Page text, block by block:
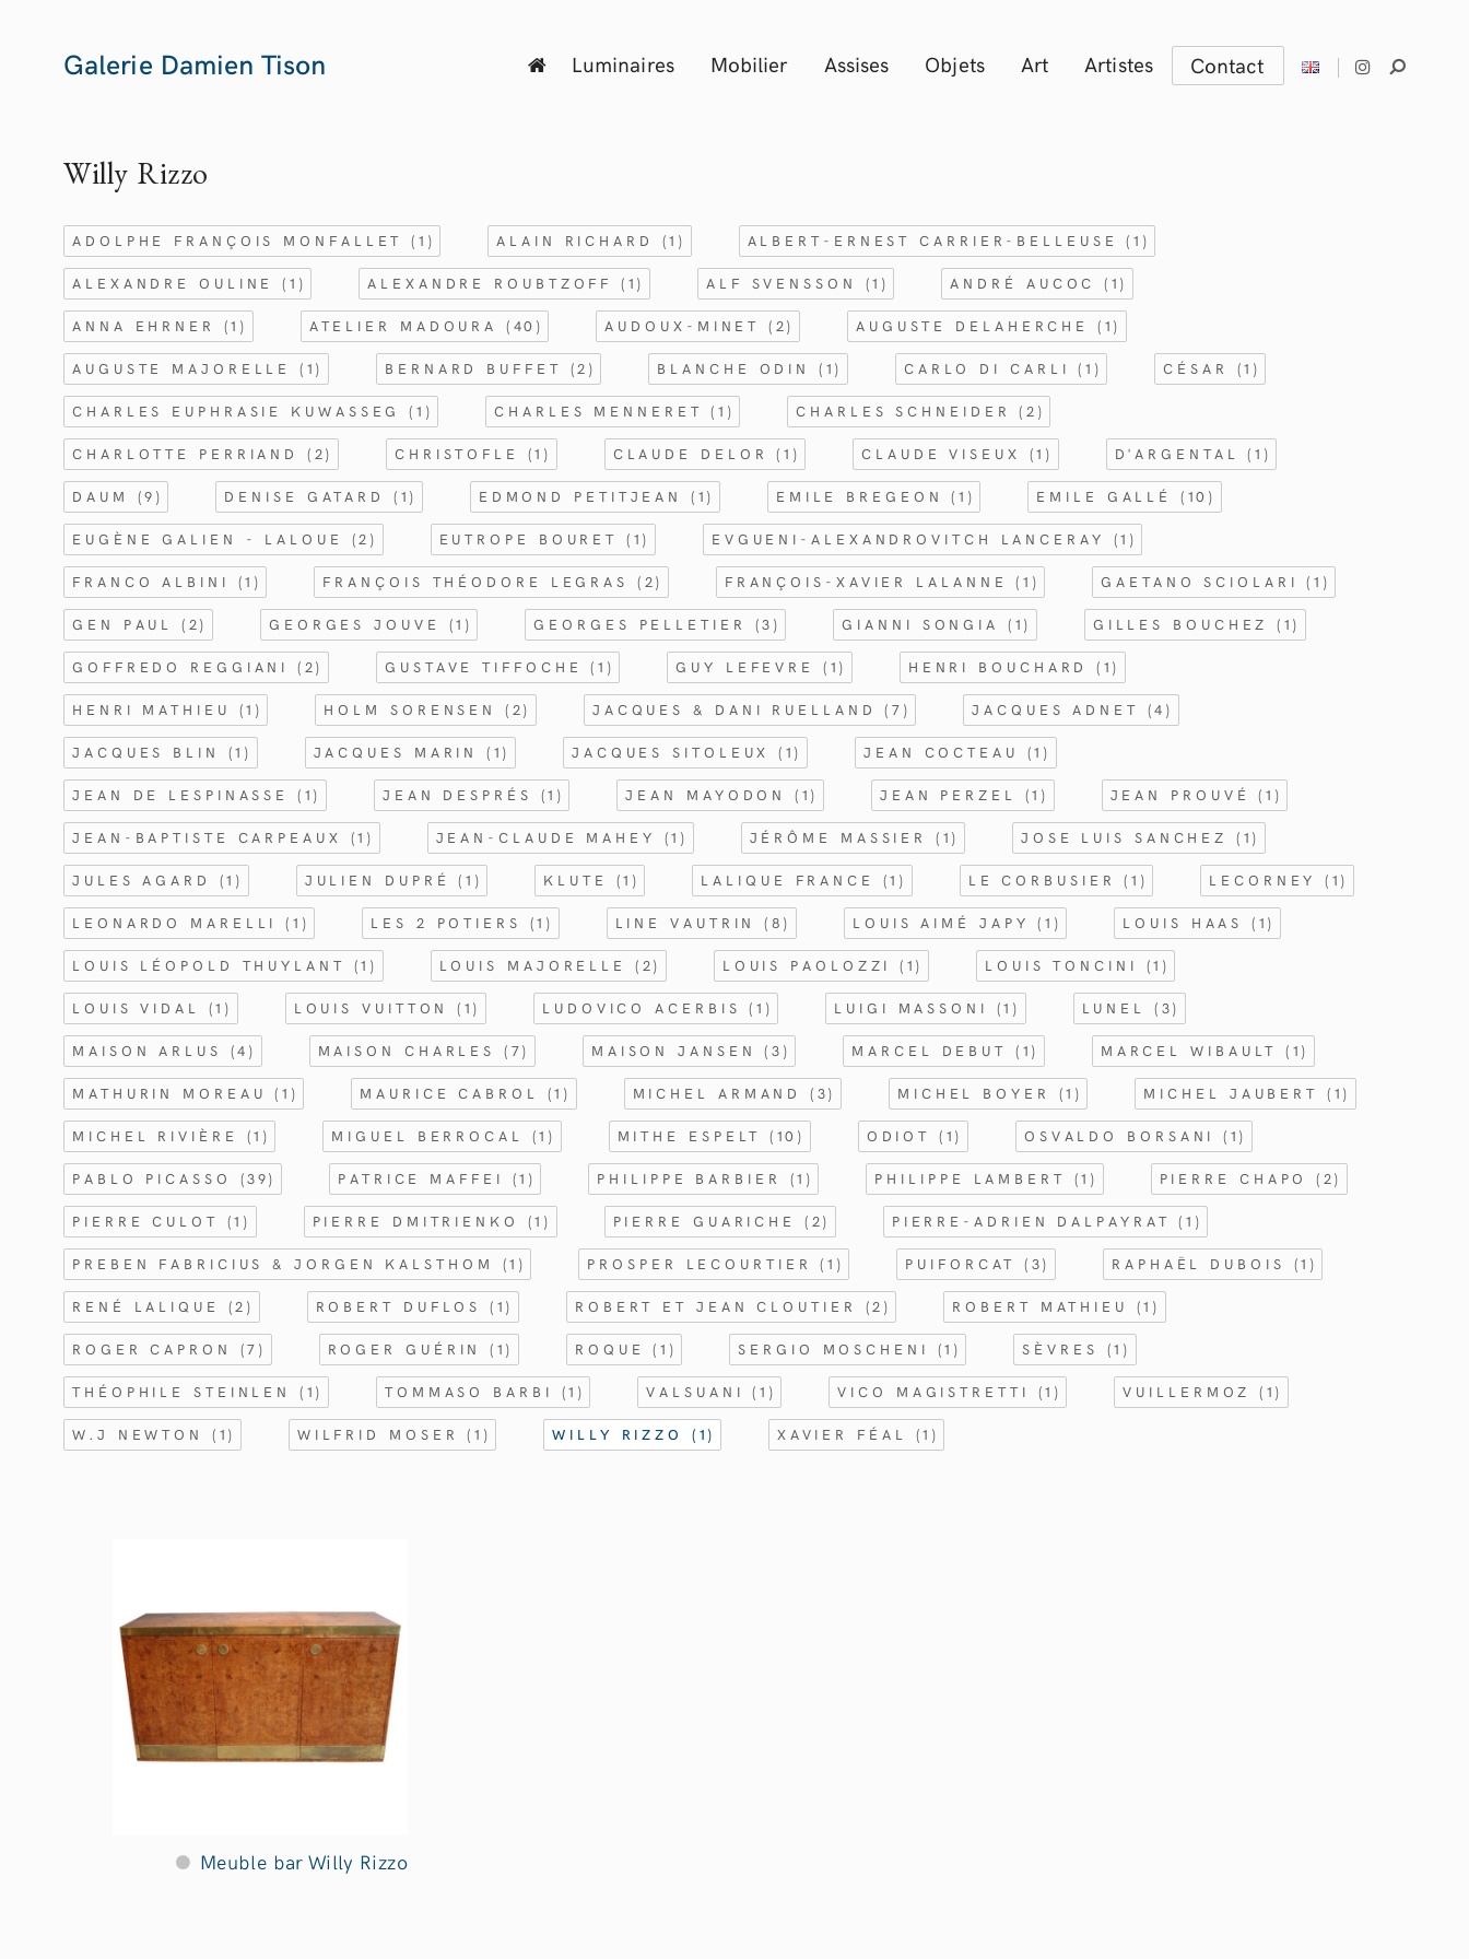
Galerie Damien Tison Luminaires Mobilier Assises Objets Art Artistes Contact
Willy Rizzo
ADOLPHE FRANÇOIS MONFALLET(1) ALAIN RICHARD (1) ALBERT-ERNEST CARRIER-BELLEUSE(1)
ALEXANDRE OULINE(1) ALEXANDRE ROUBTZOFF(1) ALF SVENSSON (1) ANDRÉ AUCOC(1)
ANNA EHRNER (1) ATELIER MADOURA(40) AUDOUX-MINET(2) AUGUSTE DELAHERCHE(1)
AUGUSTE MAJORELLE(1) BERNARD BUFFET (2) BLANCHE ODIN(1) CARLO DI CARLI(1) CÉSAR (1)
CHARLES EUPHRASIE KUWASSEG(1) CHARLES MENNERET(1) CHARLES SCHNEIDER(2)
CHARLOTTE PERRIAND(2) CHRISTOFLE (1) CLAUDE DELOR(1) CLAUDE VISEUX (1) D'ARGENTAL(1)
DAUM (9) DENISE GATARD (1) EDMOND PETITJEAN(1) EMILE BREGEON(1) EMILE GALLÉ(10)
EUGÈNE GALIEN - LALOUE (2) EUTROPE BOURET(1) EVGUENI-ALEXANDROVITCH LANCERAY (1)
FRANCO ALBINI (1) FRANÇOIS THÉODORE LEGRAS (2) FRANÇOIS-XAVIER LALANNE(1) GAETANO SCIOLARI(1)
GEN PAUL(2) GEORGES JOUVE (1) GEORGES PELLETIER (3) GIANNI SONGIA (1) GILLES BOUCHEZ(1)
GOFFREDO REGGIANI(2) GUSTAVE TIFFOCHE(1) GUY LEFEVRE (1) HENRI BOUCHARD(1)
HENRI MATHIEU (1) HOLM SORENSEN(2) JACQUES & DANI RUELLAND(7) JACQUES ADNET (4)
JACQUES BLIN (1) JACQUES MARIN(1) JACQUES SITOLEUX(1) JEAN COCTEAU (1)
JEAN DE LESPINASSE(1) JEAN DESPRÉS (1) JEAN MAYODON(1) JEAN PERZEL (1) JEAN PROUVÉ(1)
JEAN-BAPTISTE CARPEAUX (1) JEAN-CLAUDE MAHEY (1) JÉRÔME MASSIER(1) JOSE LUIS SANCHEZ(1)
JULES AGARD (1) JULIEN DUPRÉ(1) KLUTE (1) LALIQUE FRANCE (1) LE CORBUSIER(1) LECORNEY(1)
LEONARDO MARELLI(1) LES 2 POTIERS (1) LINE VAUTRIN(8) LOUIS AIMÉ JAPY(1) LOUIS HAAS(1)
LOUIS LÉOPOLD THUYLANT (1) LOUIS MAJORELLE (2) LOUIS PAOLOZZI(1) LOUIS TONCINI (1)
LOUIS VIDAL (1) LOUIS VUITTON(1) LUDOVICO ACERBIS(1) LUIGI MASSONI (1) LUNEL (3)
MAISON ARLUS (4) MAISON CHARLES(7) MAISON JANSEN(3) MARCEL DEBUT (1) MARCEL WIBAULT(1)
MATHURIN MOREAU(1) MAURICE CABROL (1) MICHEL ARMAND(3) MICHEL BOYER (1) MICHEL JAUBERT (1)
MICHEL RIVIÈRE (1) MIGUEL BERROCAL (1) MITHE ESPELT(10) ODIOT(1) OSVALDO BORSANI(1)
PABLO PICASSO (39) PATRICE MAFFEI (1) PHILIPPE BARBIER (1) PHILIPPE LAMBERT (1) PIERRE CHAPO(2)
PIERRE CULOT (1) PIERRE DMITRIENKO (1) PIERRE GUARICHE (2) PIERRE-ADRIEN DALPAYRAT(1)
PREBEN FABRICIUS & JORGEN KALSTHOM (1) PROSPER LECOURTIER(1) PUIFORCAT(3) RAPHAËL DUBOIS (1)
RENÉ LALIQUE (2) ROBERT DUFLOS(1) ROBERT ET JEAN CLOUTIER (2) ROBERT MATHIEU (1)
ROGER CAPRON (7) ROGER GUÉRIN(1) ROQUE(1) SERGIO MOSCHENI (1) SÈVRES (1)
THÉOPHILE STEINLEN(1) TOMMASO BARBI (1) VALSUANI(1) VICO MAGISTRETTI (1) VUILLERMOZ(1)
W.J NEWTON (1) WILFRID MOSER(1) WILLY RIZZO (1) XAVIER FÉAL (1)
Meuble bar Willy Rizzo